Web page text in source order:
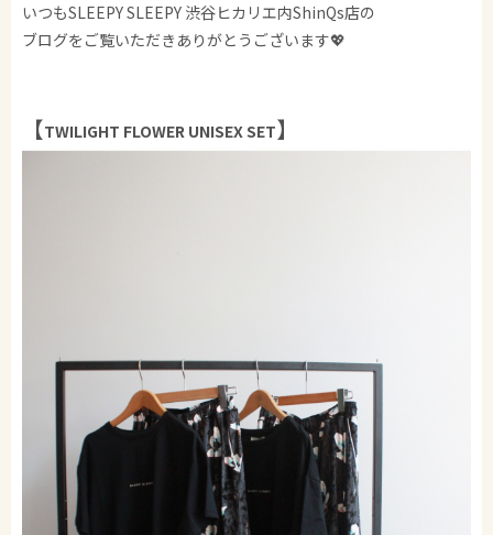
いつもSLEEPY SLEEPY 渋谷ヒカリエ内ShinQs店の
ブログをご覧いただきありがとうございます💖
【TWILIGHT FLOWER UNISEX SET】